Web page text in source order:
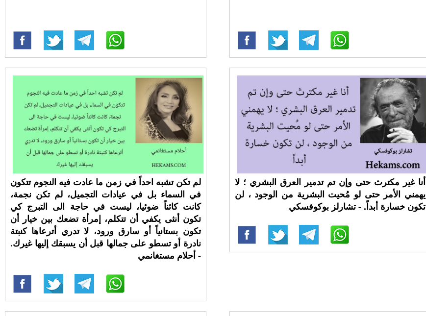
لم تكن تشبه احداً في زمن ما عادت فيه النجوم تتكون
في السماء بل في عيادات التجميل، لم تكن نجمة،
كانت كائناً ضوئيا، ليست في حاجة الى التبرج كي
تكون أنثى يكفي أن تتكلم، إمرأة تضعك بين خيار أن
تكون بستانياً أو سارق ورود، لا تدري أترعاها كنبتة
نادرة أو تسطو على جمالها قبل أن يسبقك إليها غيرك.
- أحلام مستغانمي
أنا غير مكترث حتى وإن تم تدمير العرق البشري ؛ لا
يهمني الأمر حتى لو مُحيت البشرية من الوجود ، لن
تكون خسارة أبداً. - تشارلز بوكوفسكي